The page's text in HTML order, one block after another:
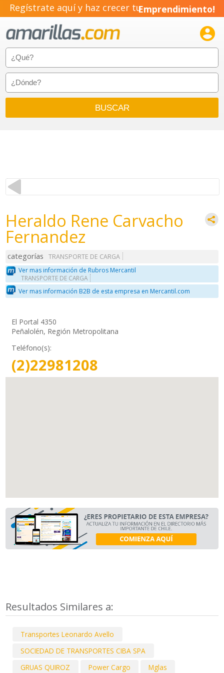
Regístrate aquí y haz crecer tuEmprendimiento!

Heraldo Rene Carvacho
Fernandez
categorías
TRANSPORTE DE CARGA
Ver mas información de Rubros Mercantil
TRANSPORTE DE CARGA
Ver mas información B2B de esta empresa en Mercantil.com
El Portal 4350
Peñalolén, Región Metropolitana
Teléfono(s):
(2)22981208
Resultados Similares a:
Transportes Leonardo Avello
SOCIEDAD DE TRANSPORTES CIBA SPA
GRUAS QUIROZ
Power Cargo Mglas